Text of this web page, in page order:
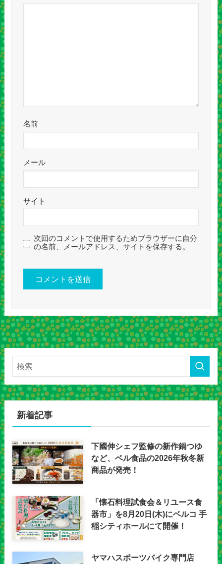
名前
メール
サイト
次回のコメントで使用するためブラウザーに自分
の名前、メールアドレス、サイトを保存する。
新着記事
下國伸シェフ監修の新作鍋つゆ
など、ベル食品の2026年秋冬新
商品が発売！
「懐石料理試食会＆リユース食
器市」を8月20日(木)にベルコ 手
稲シティホールにて開催！
ヤマハスポーツバイク専門店